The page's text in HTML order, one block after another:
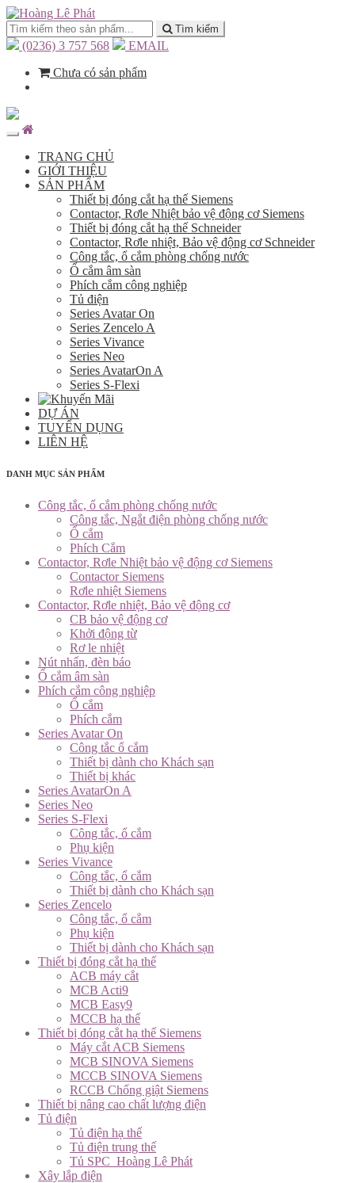
Tìm kiếm
(0236) 3 757 568
EMAIL
Chưa có sản phẩm
TRANG CHỦ
GIỚI THIỆU
SẢN PHẨM
Thiết bị đóng cắt hạ thế Siemens
Contactor, Rơle Nhiệt bảo vệ động cơ Siemens
Thiết bị đóng cắt hạ thế Schneider
Contactor, Rơle nhiệt, Bảo vệ động cơ Schneider
Công tắc, ổ cắm phòng chống nước
Ổ cắm âm sàn
Phích cắm công nghiệp
Tủ điện
Series Avatar On
Series Zencelo A
Series Vivance
Series Neo
Series AvatarOn A
Series S-Flexi
DỰ ÁN
TUYỂN DỤNG
LIÊN HỆ
DANH MỤC SẢN PHẨM
Công tắc, ổ cắm phòng chống nước
Công tắc, Ngắt điện phòng chống nước
Ổ cắm
Phích Cắm
Contactor, Rơle Nhiệt bảo vệ động cơ Siemens
Contactor Siemens
Rơle nhiệt Siemens
Contactor, Rơle nhiệt, Bảo vệ động cơ
CB bảo vệ động cơ
Khởi động từ
Rơ le nhiệt
Nút nhấn, đèn báo
Ổ cắm âm sàn
Phích cắm công nghiệp
Ổ cắm
Phích cắm
Series Avatar On
Công tắc ổ cắm
Thiết bị dành cho Khách sạn
Thiết bị khác
Series AvatarOn A
Series Neo
Series S-Flexi
Công tắc, ổ cắm
Phụ kiện
Series Vivance
Công tắc, ổ cắm
Thiết bị dành cho Khách sạn
Series Zencelo
Công tắc, ổ cắm
Phụ kiện
Thiết bị dành cho Khách sạn
Thiết bị đóng cắt hạ thế
ACB máy cắt
MCB Acti9
MCB Easy9
MCCB hạ thế
Thiết bị đóng cắt hạ thế Siemens
Máy cắt ACB Siemens
MCB SINOVA Siemens
MCCB SINOVA Siemens
RCCB Chống giật Siemens
Thiết bị nâng cao chất lượng điện
Tủ điện
Tủ điện hạ thế
Tủ điện trung thế
Tủ SPC_Hoàng Lê Phát
Xây lắp điện